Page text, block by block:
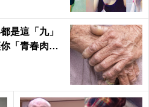
是這「九」
「青春肉